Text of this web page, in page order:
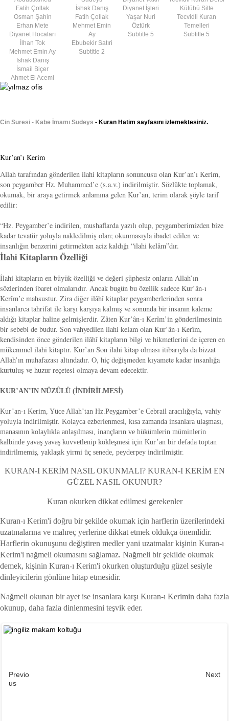
Fatih Çollak
Osman Şahin
Erhan Mete
Diyanet Hocaları
İlhan Tok
Mehmet Emin Ay
İshak Danış
İsmail Biçer
Ahmet El Acemi
İshak Danış
Fatih Çollak
Mehmet Emin
Ay
Ebubekir Satıri
Subtitle 2
Diyanet İşleri
Yaşar Nuri
Öztürk
Subtitle 5
Kütübü Sitte
Tecvidli Kuran
Temelleri
Subtitle 5
Cin Suresi - Kabe İmamı Sudeys - Kuran Hatim sayfasını izlemektesiniz.
Kur’an’ı Kerim
Allah tarafından gönderilen ilahi kitapların sonuncusu olan Kur’an’ı Kerim,
son peygamber Hz. Muhammed’e (s.a.v.) indirilmiştir. Sözlükte toplamak,
okumak, bir araya getirmek anlamına gelen Kur’an, terim olarak şöyle tarif
edilir:
“Hz. Peygamber’e indirilen, mushaflarda yazılı olup, peygamberimizden bize
kadar tevatür yoluyla nakledilmiş olan; okunmasıyla ibadet edilen ve
insanlığın benzerini getirmekten aciz kaldığı “ilahi kelâm”dır.
İlahi Kitapların Özelliği
İlahi kitapların en büyük özelliği ve değeri şüphesiz onların Allah’ın
sözlerinden ibaret olmalarıdır. Ancak bugün bu özellik sadece Kur’ân-ı
Kerîm’e mahsustur. Zira diğer ilâhî kitaplar peygamberlerinden sonra
insanlarca tahrifat ile karşı karşıya kalmış ve sonunda bir insanın kaleme
aldığı kitaplar haline gelmişlerdir. Zâten Kur’ân-ı Kerîm’in gönderilmesinin
bir sebebi de budur. Son vahyedilen ilahi kelam olan Kur’ân-ı Kerîm,
kendisinden önce gönderilen ilâhî kitapların bilgi ve hikmetlerini de içeren en
mükemmel ilahi kitaptır. Kur’an Son ilahi kitap olması itibarıyla da bizzat
Allah’ın muhafazası altındadır. O, hiç değişmeden kıyamete kadar insanlığa
kurtuluş ve huzur reçetesi olmaya devam edecektir.
KUR’AN’IN NÜZÛLÜ (İNDİRİLMESİ)
Kur’an-ı Kerim, Yüce Allah’tan Hz.Peygamber’e Cebrail aracılığıyla, vahiy
yoluyla indirilmiştir. Kolayca ezberlenmesi, kısa zamanda insanlara ulaşması,
manasının kolaylıkla anlaşılması, inançların ve hükümlerin müminlerin
kalbinde yavaş yavaş kuvvetlenip kökleşmesi için Kur’an bir defada toptan
indirilmemiş, yaklaşık yirmi üç senede, peyderpey indirilmiştir.
KURAN-I KERİM NASIL OKUNMALI? KURAN-I KERİM EN
GÜZEL NASIL OKUNUR?
Kuran okurken dikkat edilmesi gerekenler
Kuran-ı Kerim'i doğru bir şekilde okumak için harflerin üzerilerindeki
uzatmalarına ve mahreç yerlerine dikkat etmek oldukça önemlidir.
Harflerin okunuşunu değiştiren medler yani uzatmalar kişinin Kuran-ı
Kerim'i nağmeli okumasını sağlamaz. Nağmeli bir şekilde okumak
demek, kişinin Kuran-ı Kerim'i okurken oluşturduğu güzel sesiyle
dinleyicilerin gönlüne hitap etmesidir.
Nağmeli okunan bir ayet ise insanlara karşı Kuran-ı Kerimin daha fazla
okunup, daha fazla dinlenmesini teşvik eder.
Previo
us
Next